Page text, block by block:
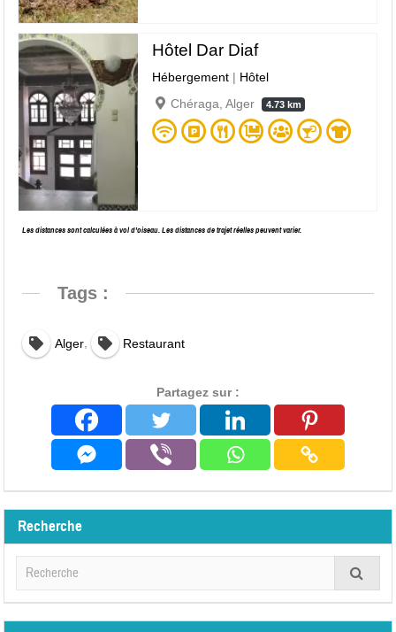
Hôtel Dar Diaf
Hébergement | Hôtel
Chéraga, Alger
4.73 km
Les distances sont calculées à vol d’oiseau. Les distances de trajet réelles peuvent varier.
Tags :
Alger, Restaurant
Partagez sur :
Recherche